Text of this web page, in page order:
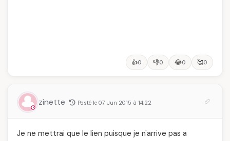
👍0 👎0 😂0 🥰0
zinette Posté le 07 Jun 2015 à 14:22
Je ne mettrai que le lien puisque je n'arrive pas a